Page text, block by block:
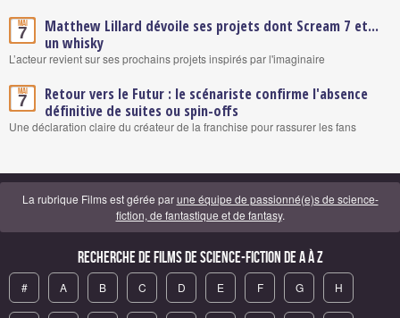
Mai
7
Matthew Lillard dévoile ses projets dont Scream 7 et...
un whisky
L’acteur revient sur ses prochains projets inspirés par l'imaginaire
Mai
7
Retour vers le Futur : le scénariste confirme l'absence
définitive de suites ou spin-offs
Une déclaration claire du créateur de la franchise pour rassurer les fans
La rubrique Films est gérée parune équipe de passionné(e)s de science-
fiction, de fantastique et de fantasy.
Recherche de Films de science-fiction de A à Z
# A B C D E F G H